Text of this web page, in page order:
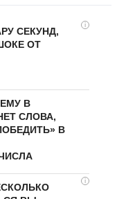
i
СЕКУНД,
ОТ
В
СЛОВА,
В
i